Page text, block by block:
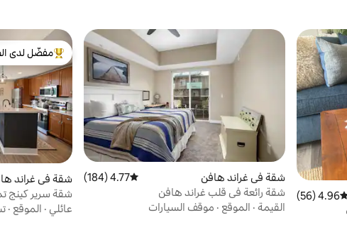
التقييم 4.96 من 5، 56 مراجعات
4.96 (56)
شقة في غراند هافن متوسط التقييم 4.77 من 5، 184 مراجعات
4.77 (184)
شقة رائعة في قلب غراند هافن
القيمة · الموقع · موقف السيارات
من أبرز البيوت
مفضّل لدى
شقة في غراند
شقة سرير كينج
عائلي · الموقع ·